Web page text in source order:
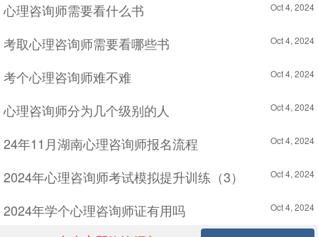
心理咨询师需要看什么书 Oct 4, 2024
考取心理咨询师需要看哪些书 Oct 4, 2024
考个心理咨询师难不难 Oct 4, 2024
心理咨询师分为几个级别的人 Oct 4, 2024
24年11月湖南心理咨询师报名流程 Oct 4, 2024
2024年心理咨询师考试模拟提升训练（3） Oct 4, 2024
2024年学个心理咨询师证有用吗 Oct 4, 2024